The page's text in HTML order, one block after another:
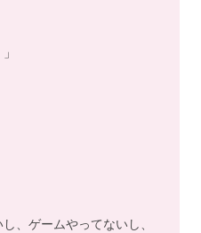
、ゲームやってないし、